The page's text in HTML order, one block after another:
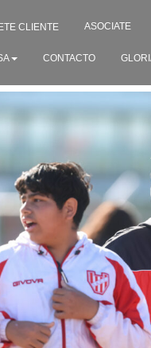
CLIENTE ASOCIATE
CONTACTO